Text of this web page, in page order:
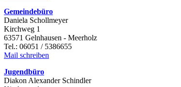
Gemeindebüro
Daniela Schollmeyer
Kirchweg 1
63571 Gelnhausen - Meerholz
Tel.: 06051 / 5386655
Mail schreiben
Jugendbüro
Diakon Alexander Schindler